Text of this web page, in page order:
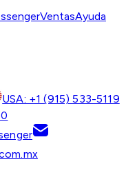
VentasAyuda
USA: +1 (915) 533-5119